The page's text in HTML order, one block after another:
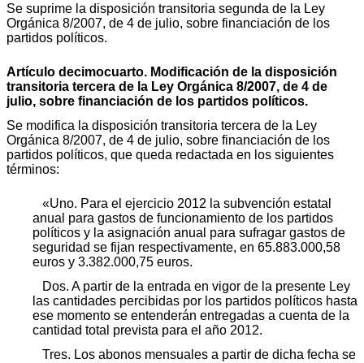
Se suprime la disposición transitoria segunda de la Ley
Orgánica 8/2007, de 4 de julio, sobre financiación de los
partidos políticos.
Artículo decimocuarto. Modificación de la disposición
transitoria tercera de la Ley Orgánica 8/2007, de 4 de
julio, sobre financiación de los partidos políticos.
Se modifica la disposición transitoria tercera de la Ley
Orgánica 8/2007, de 4 de julio, sobre financiación de los
partidos políticos, que queda redactada en los siguientes
términos:
«Uno. Para el ejercicio 2012 la subvención estatal
anual para gastos de funcionamiento de los partidos
políticos y la asignación anual para sufragar gastos de
seguridad se fijan respectivamente, en 65.883.000,58
euros y 3.382.000,75 euros.
Dos. A partir de la entrada en vigor de la presente Ley
las cantidades percibidas por los partidos políticos hasta
ese momento se entenderán entregadas a cuenta de la
cantidad total prevista para el año 2012.
Tres. Los abonos mensuales a partir de dicha fecha se